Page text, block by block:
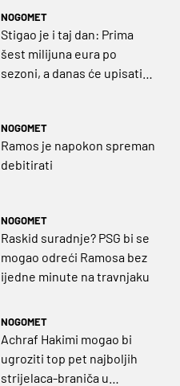
NOGOMET
Stigao je i taj dan: Prima
šest milijuna eura po
sezoni, a danas će upisati
NOGOMET
Ramos je napokon spreman
debitirati
NOGOMET
Raskid suradnje? PSG bi se
mogao odreći Ramosa bez
ijedne minute na travnjaku
NOGOMET
Achraf Hakimi mogao bi
ugroziti top pet najboljih
strijelaca-braniča u